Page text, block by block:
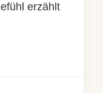
erzählt